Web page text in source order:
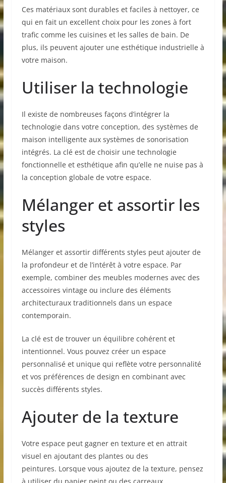
Ces matériaux sont durables et faciles à nettoyer, ce
qui en fait un excellent choix pour les zones à fort
trafic comme les cuisines et les salles de bain. De
plus, ils peuvent ajouter une esthétique industrielle à
votre maison.
Utiliser la technologie
Il existe de nombreuses façons d’intégrer la
technologie dans votre conception, des systèmes de
maison intelligente aux systèmes de sonorisation
intégrés. La clé est de choisir une technologie
fonctionnelle et esthétique afin qu’elle ne nuise pas à
la conception globale de votre espace.
Mélanger et assortir les
styles
Mélanger et assortir différents styles peut ajouter de
la profondeur et de l’intérêt à votre espace. Par
exemple, combiner des meubles modernes avec des
accessoires vintage ou inclure des éléments
architecturaux traditionnels dans un espace
contemporain.
La clé est de trouver un équilibre cohérent et
intentionnel. Vous pouvez créer un espace
personnalisé et unique qui reflète votre personnalité
et vos préférences de design en combinant avec
succès différents styles.
Ajouter de la texture
Votre espace peut gagner en texture et en attrait
visuel en ajoutant des plantes ou des
peintures. Lorsque vous ajoutez de la texture, pensez
à utiliser du papier peint ou des carreaux